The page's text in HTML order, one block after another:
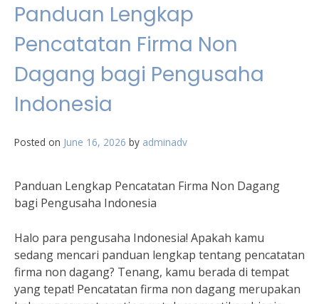
Panduan Lengkap
Pencatatan Firma Non
Dagang bagi Pengusaha
Indonesia
Posted on June 16, 2026 by adminadv
Panduan Lengkap Pencatatan Firma Non Dagang
bagi Pengusaha Indonesia
Halo para pengusaha Indonesia! Apakah kamu
sedang mencari panduan lengkap tentang pencatatan
firma non dagang? Tenang, kamu berada di tempat
yang tepat! Pencatatan firma non dagang merupakan